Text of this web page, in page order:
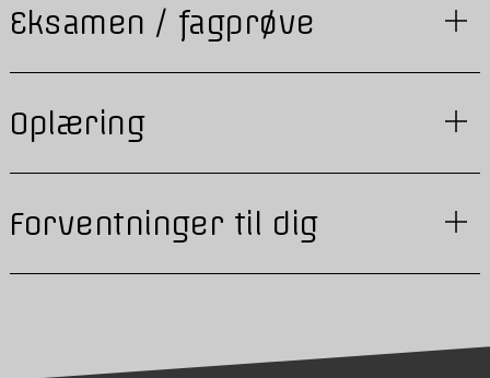
Eksamen / fagprøve
Oplæring
Forventninger til dig